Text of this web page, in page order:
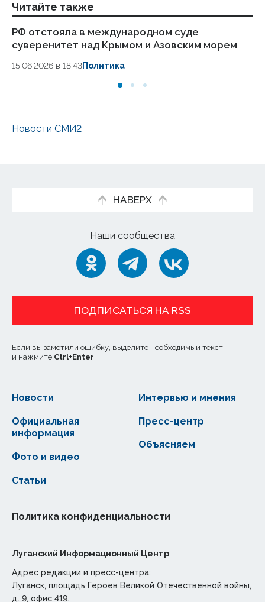
Читайте также
РФ отстояла в международном суде
суверенитет над Крымом и Азовским морем
15.06.2026 в 18:43Политика
Новости СМИ2
НАВЕРХ
Наши сообщества
ПОДПИСАТЬСЯ НА RSS
Если вы заметили ошибку, выделите необходимый текст
и нажмите Ctrl+Enter
Новости
Статьи
Официальная
информация
Интервью и мнения
Фото и видео
Пресс-центр
Объясняем
Политика конфиденциальности
Луганский Информационный Центр
Адрес редакции и пресс-центра:
Луганск, площадь Героев Великой Отечественной войны,
д. 9, офис 419.